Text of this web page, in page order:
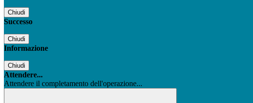
Chiudi
Successo
Chiudi
Informazione
Chiudi
Attendere...
Attendere il completamento dell'operazione...